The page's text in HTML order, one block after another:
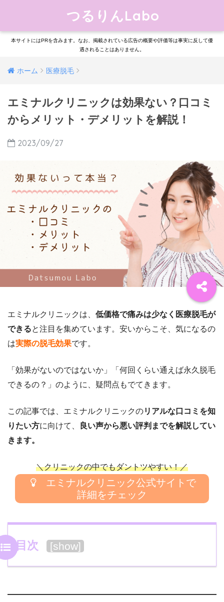
つるりんLabo
本サイトにはPRを含みます。なお、掲載されている広告の概要や評価等は事実に反して優
遇されることはありません。
ホーム 医療脱毛
エミナルクリニックは効果ない？口コミ
からメリット・デメリットを解説！
2023/09/27
エミナルクリニックは、 低価格で痛みは少なく医療脱毛が
できると注目を集めています。 安いからこそ、気になるの
は実際の脱毛効果です。
「効果がないのではないか」「何回くらい通えば永久脱毛
できるの？」のように、疑問点もでてきます。
この記事では、エミナルクリニックのリアルな口コミを知
りたい方に向けて、
良い声から悪い評判までを解説してい
きます。
＼クリニックの中でもダントツやすい！／
エミナルクリニック公式サイトで
詳細をチェック
目次 [show]